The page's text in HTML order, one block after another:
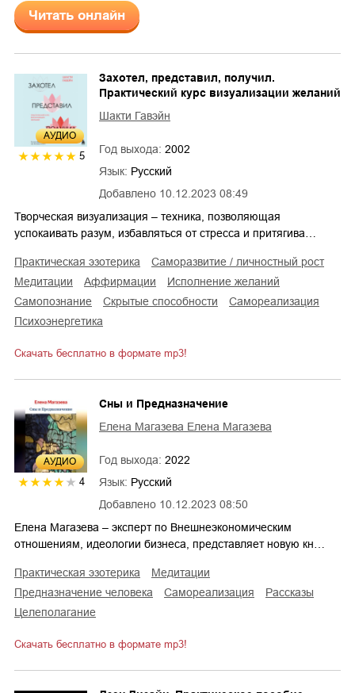
Читать онлайн
AУДИО
5
Добавлено 10.12.2023 08:49
Захотел, представил, получил.
Практический курс визуализации желаний
Шакти Гавэйн
Год выхода: 2002
Язык: Русский
Творческая визуализация – техника, позволяющая
успокаивать разум, избавляться от стресса и притягива…
практическая эзотерика
саморазвитие / личностный рост
медитации
аффирмации
исполнение желаний
самопознание
скрытые способности
самореализация
психоэнергетика
Скачать бесплатно в формате mp3!
AУДИО
4
Добавлено 10.12.2023 08:50
Сны и Предназначение
Елена Магазева Елена Магазева
Год выхода: 2022
Язык: Русский
Елена Магазева – эксперт по Внешнеэкономическим
отношениям, идеологии бизнеса, представляет новую кн…
практическая эзотерика
медитации
предназначение человека
самореализация
рассказы
целеполагание
Скачать бесплатно в формате mp3!